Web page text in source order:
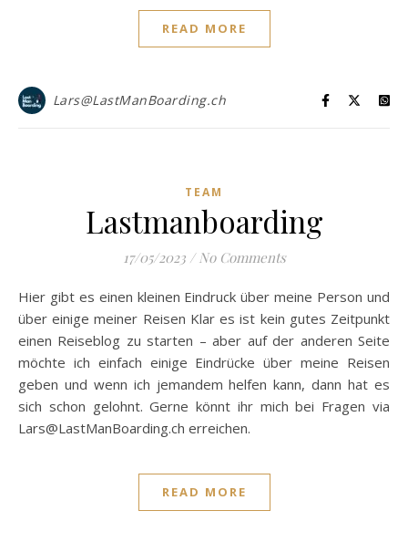
READ MORE
Lars@LastManBoarding.ch
TEAM
Lastmanboarding
17/05/2023 / No Comments
Hier gibt es einen kleinen Eindruck über meine Person und
über einige meiner Reisen Klar es ist kein gutes Zeitpunkt
einen Reiseblog zu starten – aber auf der anderen Seite
möchte ich einfach einige Eindrücke über meine Reisen
geben und wenn ich jemandem helfen kann, dann hat es
sich schon gelohnt. Gerne könnt ihr mich bei Fragen via
Lars@LastManBoarding.ch erreichen.
READ MORE